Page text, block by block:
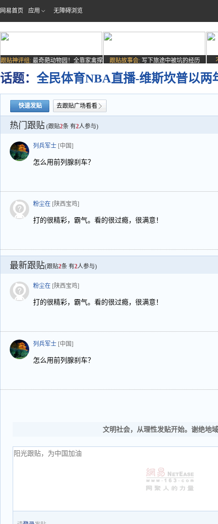
网易首页 应用 无障碍浏览
跟贴神评组: 最奇葩动物园！全靠家禽撑
场子
跟贴故事会: 写下旅途中被坑的经历
话题： 全民体育NBA直播-维斯坎普以两
快速发贴 去跟贴广场看看
热门跟贴 (跟贴2条 有2人参与)
列兵军士 [中国]
怎么用前列腺刹车？
粉尘在 [陕西宝鸡]
打的很精彩，霸气。看的很过瘾，很满意！
最新跟贴(跟贴2条 有2人参与)
粉尘在 [陕西宝鸡]
打的很精彩，霸气。看的很过瘾，很满意！
列兵军士 [中国]
怎么用前列腺刹车？
文明社会，从理性发贴开始。谢绝地